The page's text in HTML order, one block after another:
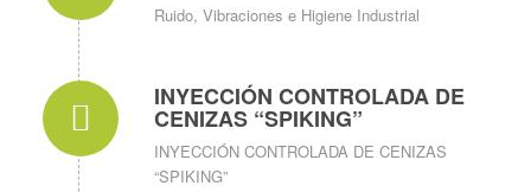
Ruido, Vibraciones e Higiene Industrial
INYECCIÓN CONTROLADA DE
CENIZAS “SPIKING”
INYECCIÓN CONTROLADA DE CENIZAS
“SPIKING”